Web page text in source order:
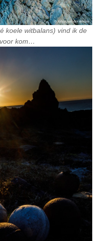
koele witbalans) vind ik de
kom…